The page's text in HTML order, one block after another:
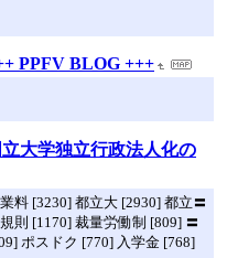
PPFV BLOG +++
立大学独立行政法人化の
料 [3230] 都立大 [2930] 都立〓
則 [1170] 裁量労働制 [809] 〓
ポスドク [770] 入学金 [768]